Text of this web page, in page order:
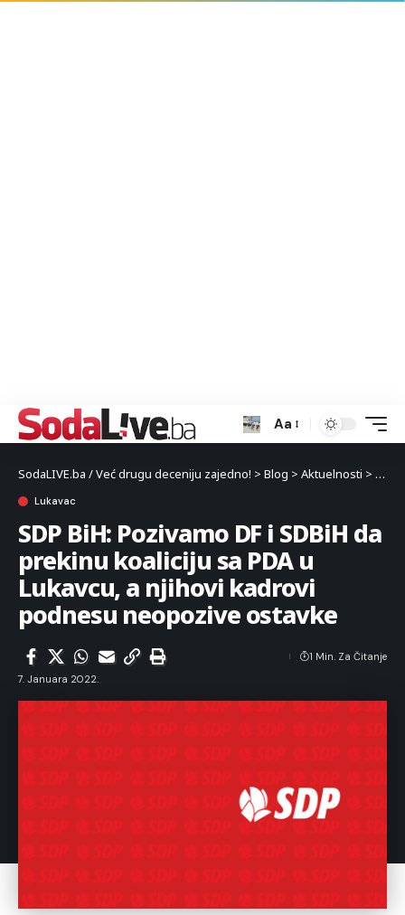
Aa
SodaLIVE.ba / Već drugu deceniju zajedno! > Blog > Aktuelnosti >
Lukavac
SDP BiH: Pozivamo DF i SDBiH da
prekinu koaliciju sa PDA u
Lukavcu, a njihovi kadrovi
podnesu neopozive ostavke
7. Januara 2022.
1 Min. Za Čitanje